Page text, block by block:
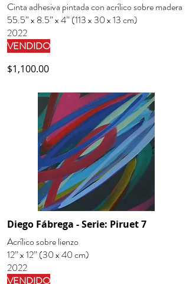
Cinta adhesiva pintada con acrílico sobre madera
55.5” x 8.5” x 4” (113 x 30 x 13 cm)
2022
VENDIDO
$1,100.00
Diego Fábrega - Serie: Piruet 7
Acrílico sobre lienzo
12” x 12” (30 x 40 cm)
2022
VENDIDO